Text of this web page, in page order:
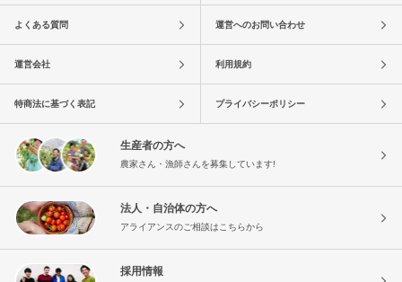
よくある質問 運営へのお問い合わせ
運営会社 利用規約
特商法に基づく表記 プライバシーポリシー
生産者の方へ
農家さん・漁師さんを募集しています!
法人・自治体の方へ
アライアンスのご相談はこちらから
採用情報